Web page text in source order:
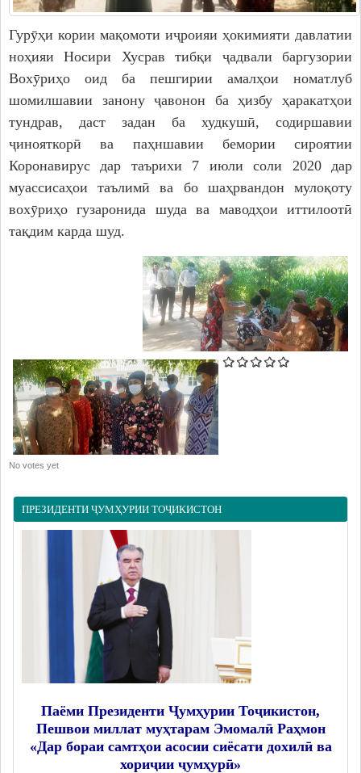
Дастгоҳи раиси ноҳия
Муовинони раиси ноҳия
Сохтор
Шаҳрак ва Деҳот
Таърихи ноҳияи Носири Хусрав
МАҚОМОТИ НАМОЯНДАГӢ
Маҷлиси вакилони халқ
САНАДҲОИ МЕЪЁРӢ-ҲУҚУҚӢ
Қарорҳои маҷлиси вакилони халқ
Гурӯҳи кории мақомоти иҷроияи ҳокимияти давлатии
ноҳияи Носири Хусрав тибқи ҷадвали баргузории
Вохӯриҳо оид ба пешгирии амалҳои номатлуб
шомилшавии занону ҷавонон ба ҳизбу ҳаракатҳои
тундрав, даст задан ба худкушӣ, содиршавии
ҷинояткорӣ ва паҳншавии бемории сироятии
Коронавирус дар таърихи 7 июли соли 2020 дар
муассисаҳои таълимӣ ва бо шаҳрвандон мулоқоту
вохӯриҳо гузаронида шуда ва маводҳои иттилоотӣ
тақдим карда шуд.
No votes yet
ПРЕЗИДЕНТИ ҶУМҲУРИИ ТОҶИКИСТОН
Паёми Президенти Ҷумҳурии Тоҷикистон,
Пешвои миллат муҳтарам Эмомалӣ Раҳмон
«Дар бораи самтҳои асосии сиёсати дохилӣ ва
хориҷии ҷумҳурӣ»